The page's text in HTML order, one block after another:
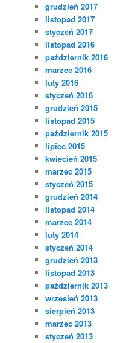
grudzień 2017
listopad 2017
styczeń 2017
listopad 2016
październik 2016
marzec 2016
luty 2016
styczeń 2016
grudzień 2015
listopad 2015
październik 2015
lipiec 2015
kwiecień 2015
marzec 2015
styczeń 2015
grudzień 2014
listopad 2014
marzec 2014
luty 2014
styczeń 2014
grudzień 2013
listopad 2013
październik 2013
wrzesień 2013
sierpień 2013
marzec 2013
styczeń 2013